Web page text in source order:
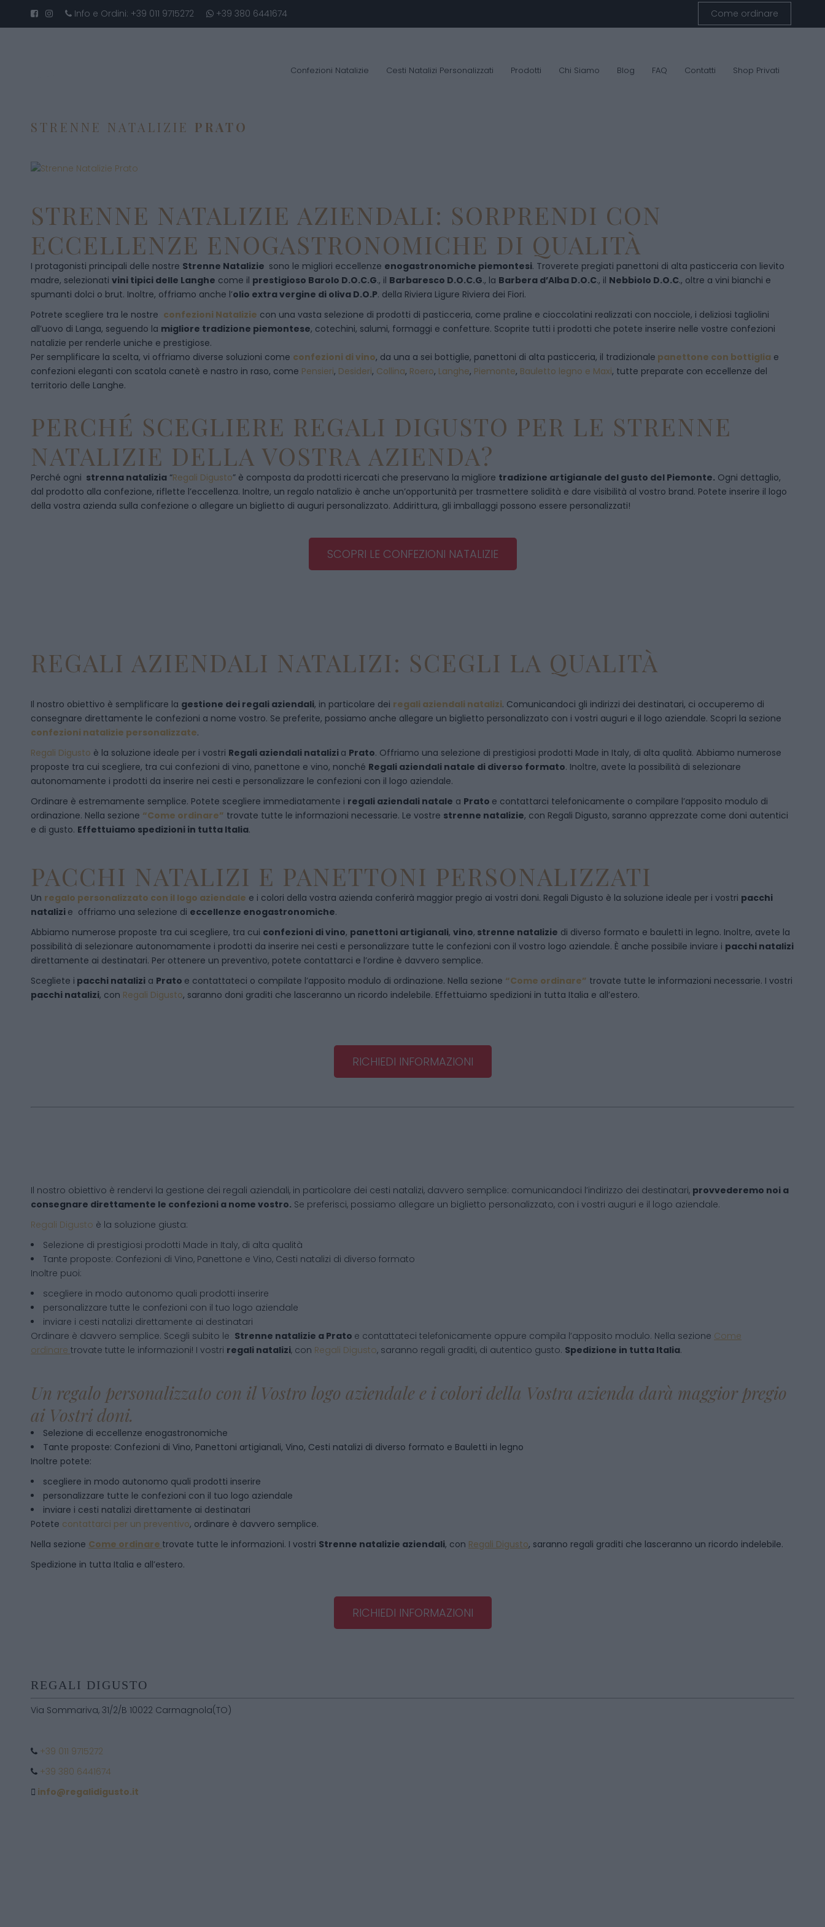
Info e Ordini: +39 011 9715272 +39 380 6441674 Come ordinare
Confezioni Natalizie Cesti Natalizi Personalizzati Prodotti Chi Siamo Blog FAQ Contatti Shop Privati
STRENNE NATALIZIE PRATO
STRENNE NATALIZIE AZIENDALI: SORPRENDI CON
ECCELLENZE ENOGASTRONOMICHE DI QUALITÀ
I protagonisti principali delle nostre Strenne Natalizie sono le migliori eccellenze enogastronomiche piemontesi. Troverete pregiati panettoni di alta pasticceria con lievito
madre, selezionati vini tipici delle Langhe come il prestigioso Barolo D.O.C.G., il Barbaresco D.O.C.G., la Barbera d’Alba D.O.C., il Nebbiolo D.O.C., oltre a vini bianchi e
spumanti dolci o brut. Inoltre, offriamo anche l’olio extra vergine di oliva D.O.P. della Riviera Ligure Riviera dei Fiori.
Potrete scegliere tra le nostre confezioni Natalizie con una vasta selezione di prodotti di pasticceria, come praline e cioccolatini realizzati con nocciole, i deliziosi tagliolini
all’uovo di Langa, seguendo la migliore tradizione piemontese, cotechini, salumi, formaggi e confetture. Scoprite tutti i prodotti che potete inserire nelle vostre confezioni
natalizie per renderle uniche e prestigiose.
Per semplificare la scelta, vi offriamo diverse soluzioni come confezioni di vino, da una a sei bottiglie, panettoni di alta pasticceria, il tradizionale panettone con bottiglia e
confezioni eleganti con scatola canetè e nastro in raso, come Pensieri, Desideri, Collina, Roero, Langhe, Piemonte, Bauletto legno e Maxi, tutte preparate con eccellenze del
territorio delle Langhe.
PERCHÉ SCEGLIERE REGALI DIGUSTO PER LE STRENNE
NATALIZIE DELLA VOSTRA AZIENDA?
Perché ogni strenna natalizia “Regali Digusto” è composta da prodotti ricercati che preservano la migliore tradizione artigianale del gusto del Piemonte. Ogni dettaglio,
dal prodotto alla confezione, riflette l’eccellenza. Inoltre, un regalo natalizio è anche un’opportunità per trasmettere solidità e dare visibilità al vostro brand. Potete inserire il logo
della vostra azienda sulla confezione o allegare un biglietto di auguri personalizzato. Addirittura, gli imballaggi possono essere personalizzati!
SCOPRI LE CONFEZIONI NATALIZIE
REGALI AZIENDALI NATALIZI: SCEGLI LA QUALITÀ
Il nostro obiettivo è semplificare la gestione dei regali aziendali, in particolare dei regali aziendali natalizi. Comunicandoci gli indirizzi dei destinatari, ci occuperemo di
consegnare direttamente le confezioni a nome vostro. Se preferite, possiamo anche allegare un biglietto personalizzato con i vostri auguri e il logo aziendale. Scopri la sezione
confezioni natalizie personalizzate.
Regali Digusto è la soluzione ideale per i vostri Regali aziendali natalizi a Prato. Offriamo una selezione di prestigiosi prodotti Made in Italy, di alta qualità. Abbiamo numerose
proposte tra cui scegliere, tra cui confezioni di vino, panettone e vino, nonché Regali aziendali natale di diverso formato. Inoltre, avete la possibilità di selezionare
autonomamente i prodotti da inserire nei cesti e personalizzare le confezioni con il logo aziendale.
Ordinare è estremamente semplice. Potete scegliere immediatamente i regali aziendali natale a Prato e contattarci telefonicamente o compilare l’apposito modulo di
ordinazione. Nella sezione “Come ordinare” trovate tutte le informazioni necessarie. Le vostre strenne natalizie, con Regali Digusto, saranno apprezzate come doni autentici
e di gusto. Effettuiamo spedizioni in tutta Italia.
PACCHI NATALIZI E PANETTONI PERSONALIZZATI
Un regalo personalizzato con il logo aziendale e i colori della vostra azienda conferirà maggior pregio ai vostri doni. Regali Digusto è la soluzione ideale per i vostri pacchi
natalizi e offriamo una selezione di eccellenze enogastronomiche.
Abbiamo numerose proposte tra cui scegliere, tra cui confezioni di vino, panettoni artigianali, vino, strenne natalizie di diverso formato e bauletti in legno. Inoltre, avete la
possibilità di selezionare autonomamente i prodotti da inserire nei cesti e personalizzare tutte le confezioni con il vostro logo aziendale. È anche possibile inviare i pacchi natalizi
direttamente ai destinatari. Per ottenere un preventivo, potete contattarci e l’ordine è davvero semplice.
Scegliete i pacchi natalizi a Prato e contattateci o compilate l’apposito modulo di ordinazione. Nella sezione “Come ordinare” trovate tutte le informazioni necessarie. I vostri
pacchi natalizi, con Regali Digusto, saranno doni graditi che lasceranno un ricordo indelebile. Effettuiamo spedizioni in tutta Italia e all’estero.
RICHIEDI INFORMAZIONI
Il nostro obiettivo è rendervi la gestione dei regali aziendali, in particolare dei cesti natalizi, davvero semplice: comunicandoci l’indirizzo dei destinatari, provvederemo noi a
consegnare direttamente le confezioni a nome vostro. Se preferisci, possiamo allegare un biglietto personalizzato, con i vostri auguri e il logo aziendale.
Regali Digusto è la soluzione giusta:
Selezione di prestigiosi prodotti Made in Italy, di alta qualità
Tante proposte: Confezioni di Vino, Panettone e Vino, Cesti natalizi di diverso formato
Inoltre puoi:
scegliere in modo autonomo quali prodotti inserire
personalizzare tutte le confezioni con il tuo logo aziendale
inviare i cesti natalizi direttamente ai destinatari
Ordinare è davvero semplice. Scegli subito le Strenne natalizie a Prato e contattateci telefonicamente oppure compila l’apposito modulo. Nella sezione Come
ordinare trovate tutte le informazioni! I vostri regali natalizi, con Regali Digusto, saranno regali graditi, di autentico gusto. Spedizione in tutta Italia.
Un regalo personalizzato con il Vostro logo aziendale e i colori della Vostra azienda darà maggior pregio
ai Vostri doni.
Selezione di eccellenze enogastronomiche
Tante proposte: Confezioni di Vino, Panettoni artigianali, Vino, Cesti natalizi di diverso formato e Bauletti in legno
Inoltre potete:
scegliere in modo autonomo quali prodotti inserire
personalizzare tutte le confezioni con il tuo logo aziendale
inviare i cesti natalizi direttamente ai destinatari
Potete contattarci per un preventivo, ordinare è davvero semplice.
Nella sezione Come ordinare trovate tutte le informazioni. I vostri Strenne natalizie aziendali, con Regali Digusto, saranno regali graditi che lasceranno un ricordo indelebile.
Spedizione in tutta Italia e all’estero.
RICHIEDI INFORMAZIONI
REGALI DIGUSTO
Via Sommariva, 31/2/B 10022 Carmagnola(TO)
+39 011 9715272
+39 380 6441674
info@regalidigusto.it